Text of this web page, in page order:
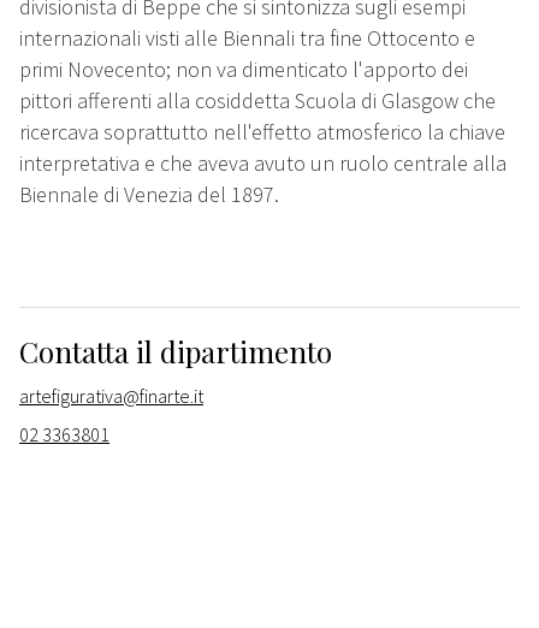
divisionista di Beppe che si sintonizza sugli esempi
internazionali visti alle Biennali tra fine Ottocento e
primi Novecento; non va dimenticato l'apporto dei
pittori afferenti alla cosiddetta Scuola di Glasgow che
ricercava soprattutto nell'effetto atmosferico la chiave
interpretativa e che aveva avuto un ruolo centrale alla
Biennale di Venezia del 1897.
Contatta il dipartimento
artefigurativa@finarte.it
02 3363801